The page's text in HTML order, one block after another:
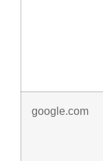
google.com